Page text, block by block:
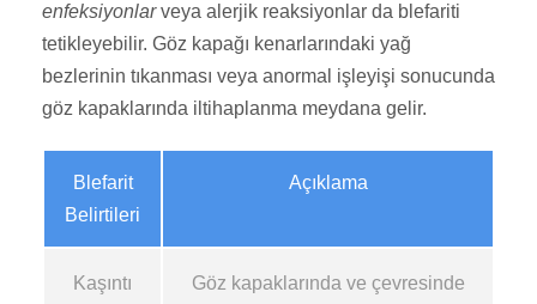
enfeksiyonlarveya alerjik reaksiyonlar da blefariti
tetikleyebilir. Göz kapağı kenarlarındaki yağ
bezlerinin tıkanması veya anormal işleyişi sonucunda
göz kapaklarında iltihaplanma meydana gelir.
Blefarit
Belirtileri
Açıklama
Kaşıntı
Göz kapaklarında ve çevresinde